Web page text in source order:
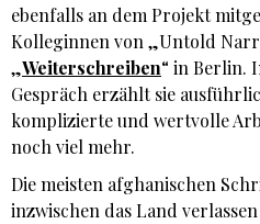
ebenfalls an dem Projekt
Kolleginnen von „Untold
„Weiterschreiben“ in Berlin.
Gespräch erzählt sie
komplizierte und wertvolle
noch viel mehr.
Die meisten afghanischen
inzwischen das Land